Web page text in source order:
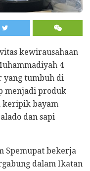
kewirausahaan
4
yang tumbuh di
menjadi produk
keripik bayam
dan sapi
Spemupat bekerja
dalam Ikatan